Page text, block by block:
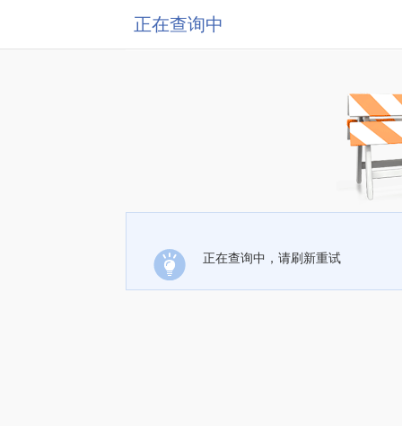
正在查询中
正在查询中，请刷新重试